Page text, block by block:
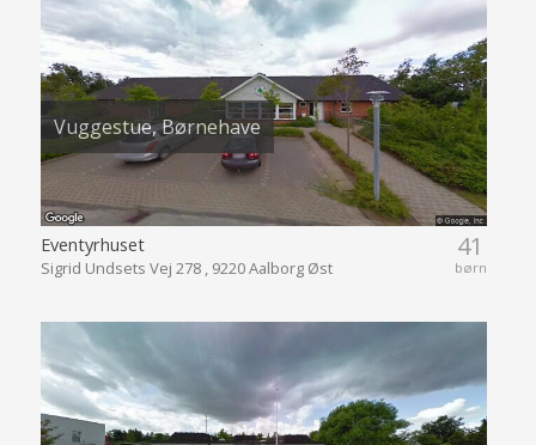
Vuggestue, Børnehave
41
børn
Eventyrhuset
Sigrid Undsets Vej 278 , 9220 Aalborg Øst